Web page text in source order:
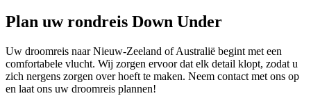
Plan uw rondreis Down Under
Uw droomreis naar Nieuw-Zeeland of Australië begint met een
comfortabele vlucht. Wij zorgen ervoor dat elk detail klopt, zodat u
zich nergens zorgen over hoeft te maken. Neem contact met ons op
en laat ons uw droomreis plannen!